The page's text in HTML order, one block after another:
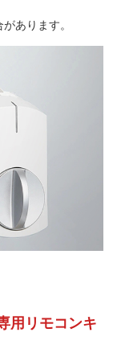
あります。
用リモコンキ